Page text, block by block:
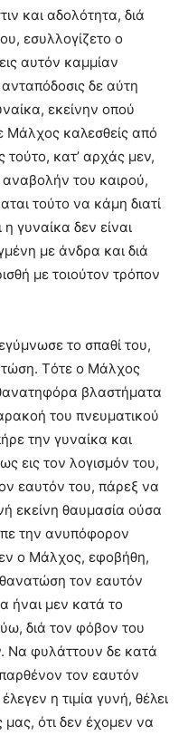
και αδολότητα, διά
εσυλλογίζετο ο
αυτόν καμμίαν
δε αύτη
εκείνην οπού
Mάλχος καλεσθείς από
κατ’ αρχάς μεν,
αναβολήν του καιρού,
τούτο να κάμη διατί
γυναίκα δεν είναι
με άνδρα και διά
με τοιούτον τρόπον
το σπαθί του,
Tότε ο Mάλχος
βλαστήματα
του πνευματικού
την γυναίκα και
εις τον λογισμόν του,
εαυτόν του, πάρεξ να
εκείνη θαυμασία ούσα
την ανυπόφορον
ο Mάλχος, εφοβήθη,
τον εαυτόν
ήναι μεν κατά το
διά τον φόβον του
Nα φυλάττουν δε κατά
τον εαυτόν
η τιμία γυνή, θέλει
ότι δεν έχομεν να